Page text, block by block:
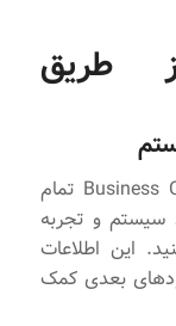
طریق
بعد از استقرار اولیه، کار شما با Business Central تمام
سیستم و تجربه
این اطلاعات
بعدی کمک